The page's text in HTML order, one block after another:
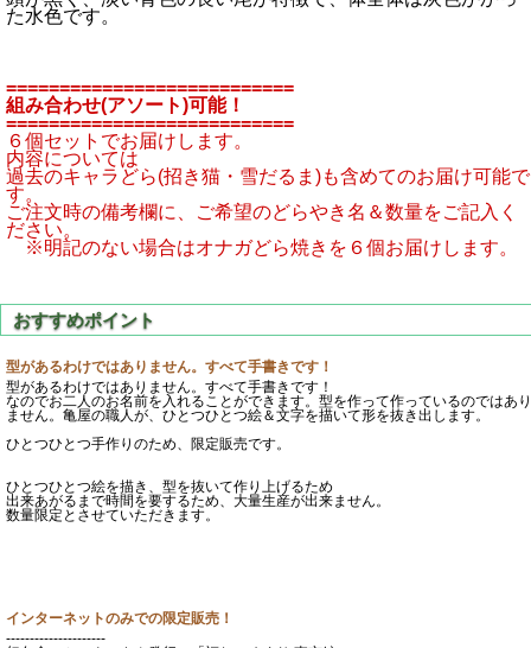
た水色です。
===========================
組み合わせ(アソート)可能！
===========================
６個セットでお届けします。
内容については
過去のキャラどら(招き猫・雪だるま)も含めてのお届け可能で
す。
ご注文時の備考欄に、ご希望のどらやき名＆数量をご記入く
ださい。
※明記のない場合はオナガどら焼きを６個お届けします。
型があるわけではありません。すべて手書きです！
型があるわけではありません。すべて手書きです！
なのでお二人のお名前を入れることができます。型を作って作っているのではあり
ません。亀屋の職人が、ひとつひとつ絵＆文字を描いて形を抜き出します。
ひとつひとつ手作りのため、限定販売です。
ひとつひとつ絵を描き、型を抜いて作り上げるため
出来あがるまで時間を要するため、大量生産が出来ません。
数量限定とさせていただきます。
インターネットのみでの限定販売！
---------------------